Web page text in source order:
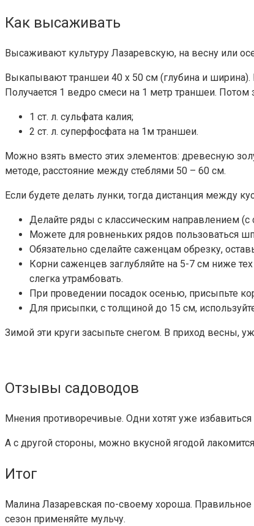
Как высаживать
Высаживают культуру Лазаревскую, на весну или
Выкапывают траншеи 40 х 50 см (глубина и ширина).
Получается 1 ведро смеси на 1 метр траншеи.
1 ст. л. сульфата калия;
2 ст. л. суперфосфата на 1м траншеи.
Можно взять вместо этих элементов: древесную
методе, расстояние между стеблями 50 – 60 см.
Если будете делать лунки, тогда дистанция между
Делайте ряды с классическим направлением (с
Можете для ровненьких рядов пользоваться
Обязательно сделайте саженцам обрезку,
Корни саженцев заглубляйте на 5-7 см ниже
слегка утрамбовать.
При проведении посадок осенью, присыпьте
Для присыпки, с толщиной до 15 см,
Зимой эти круги засыпьте снегом. В приход весны,
Отзывы садоводов
Мнения противоречивые. Одни хотят уже избавиться
А с другой стороны, можно вкусной ягодой
Итог
Малина Лазаревская по-своему хороша.
сезон применяйте мульчу.